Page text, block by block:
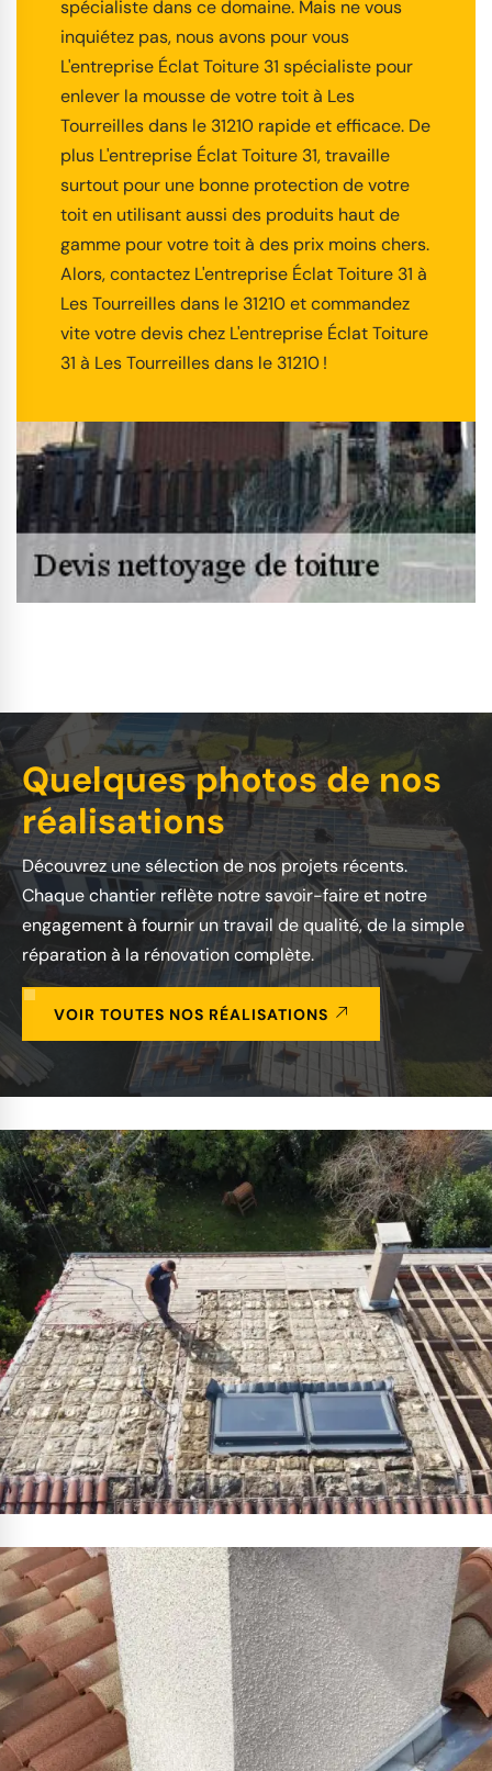
spécialiste dans ce domaine. Mais ne vous
inquiétez pas, nous avons pour vous
L'entreprise Éclat Toiture 31 spécialiste pour
enlever la mousse de votre toit à Les
Tourreilles dans le 31210 rapide et efficace. De
plus L'entreprise Éclat Toiture 31, travaille
surtout pour une bonne protection de votre
toit en utilisant aussi des produits haut de
gamme pour votre toit à des prix moins chers.
Alors, contactez L'entreprise Éclat Toiture 31 à
Les Tourreilles dans le 31210 et commandez
vite votre devis chez L'entreprise Éclat Toiture
31 à Les Tourreilles dans le 31210 !
Quelques photos de nos
réalisations
Découvrez une sélection de nos projets récents.
Chaque chantier reflète notre savoir-faire et notre
engagement à fournir un travail de qualité, de la simple
réparation à la rénovation complète.
VOIR TOUTES NOS RÉALISATIONS